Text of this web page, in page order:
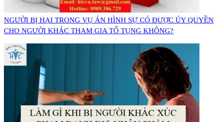
NGƯỜI BỊ HẠI TRONG VỤ ÁN HÌNH SỰ CÓ ĐƯỢC ỦY QUYỀN
CHO NGƯỜI KHÁC THAM GIA TỐ TỤNG KHÔNG?